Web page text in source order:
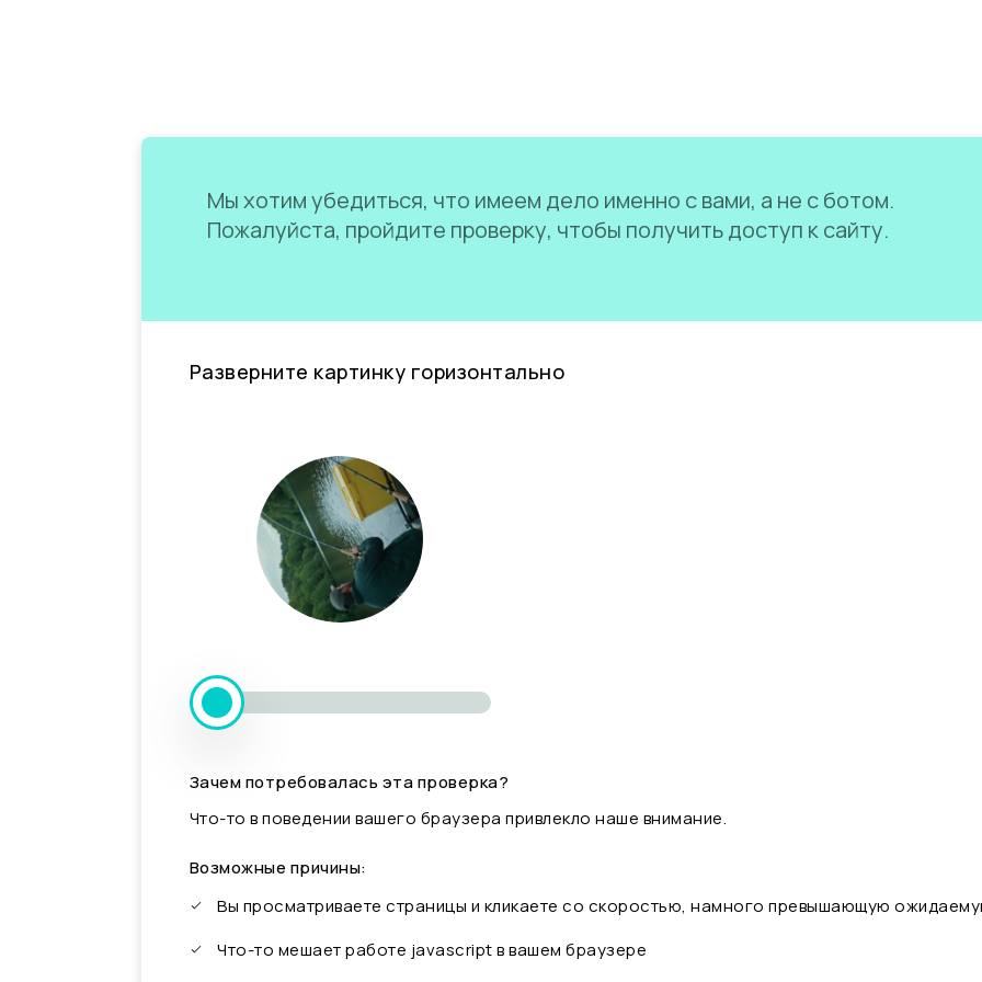
Мы хотим убедиться, что имеем дело именно с вами, а не с ботом.
Пожалуйста, пройдите проверку, чтобы получить доступ к сайту.
Разверните картинку горизонтально
Зачем потребовалась эта проверка?
Что-то в поведении вашего браузера привлекло наше внимание.
Возможные причины:
Вы просматриваете страницы и кликаете со скоростью, намного превышающую
Что-то мешает работе javascript в вашем браузере